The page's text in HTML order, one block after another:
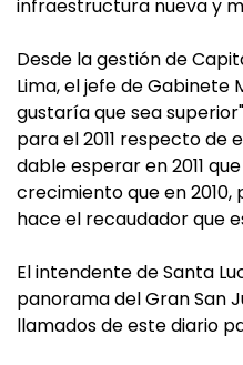
infraestructura nueva y
Desde la gestión de
Lima, el jefe de Gabinete
gustaría que sea
para el 2011 respecto de
dable esperar en 2011
crecimiento que en
hace el recaudador que
El intendente de Santa
panorama del Gran San
llamados de este diario